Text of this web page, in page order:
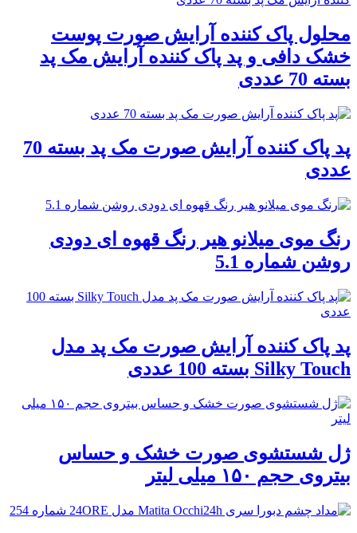
محلول پاک کننده آرایش صورت پوست
خشک دافی و پد پاک کننده آرایش مک پد
بسته 70 عددی
پد پاک کننده آرایش صورت مک پد بسته 70
عددی
رنگ موی میلانو هیر رنگ قهوه ای دودی
روشن شماره 5.1
پد پاک کننده آرایش صورت مک پد مدل
Silky Touch بسته 100 عددی
ژل شستشوی صورت خشک و حساس
بیتروی حجم ۱۵۰ میلی لیتر